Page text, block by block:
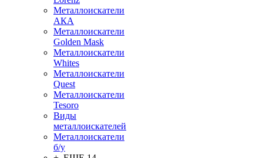
Металлоискатели
АКА
Металлоискатели
Golden Mask
Металлоискатели
Whites
Металлоискатели
Quest
Металлоискатели
Tesoro
Виды
металлоискателей
Металлоискатели
б/у